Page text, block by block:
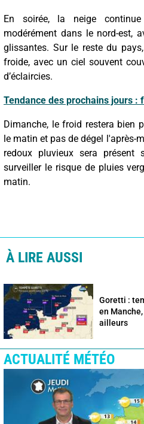
En soirée, la neige
modérément dans le nord-est,
glissantes. Sur le reste du
froide, avec un ciel souvent
d’éclaircies.
Tendance des prochains jours :
Dimanche, le froid restera bien
le matin et pas de dégel l'après-
redoux pluvieux sera
surveiller le risque de pluies
matin.
À LIRE AUSSI
Goretti :
en
ailleurs
ACTUALITÉ MÉTÉO